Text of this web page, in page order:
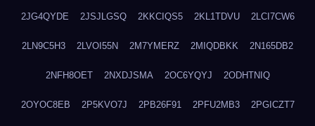
2JG4QYDE 2JSJLGSQ 2KKCIQS5 2KL1TDVU 2LCI7CW6
2LN9C5H3 2LVOI55N 2M7YMERZ 2MIQDBKK 2N165DB2
2NFH8OET 2NXDJSMA 2OC6YQYJ 2ODHTNIQ
2OYOC8EB 2P5KVO7J 2PB26F91 2PFU2MB3 2PGICZT7